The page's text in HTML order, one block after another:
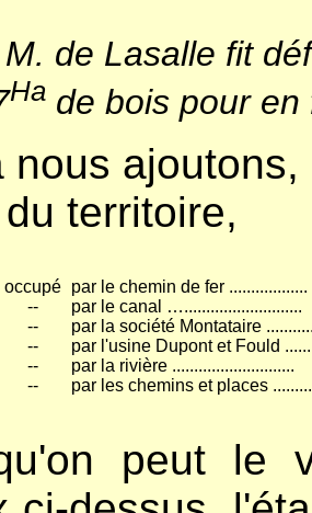
de Lasalle fit
Ha de bois pour
nous
territoire,
occupé
--
--
--
--
--
par le chemin de fer ..................
par le canal …...........................
par la société Montataire
par l'usine Dupont et Fould
par la rivière ............................
par les chemins et places
peut le